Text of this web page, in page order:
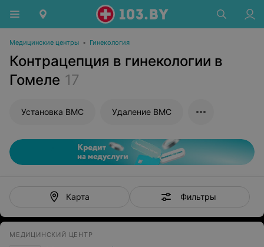
Медицинские центры • Гинекология
Контрацепция в гинекологии в
Гомеле 17
Установка ВМС Удаление ВМС
Карта Фильтры
МЕДИЦИНСКИЙ ЦЕНТР